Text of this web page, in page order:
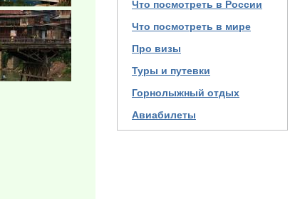
Что посмотреть в России
Что посмотреть в мире
Про визы
Туры и путевки
Горнолыжный отдых
Авиабилеты